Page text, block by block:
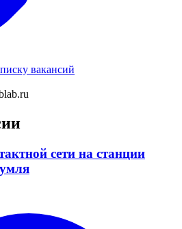
вакансий
сети на станции